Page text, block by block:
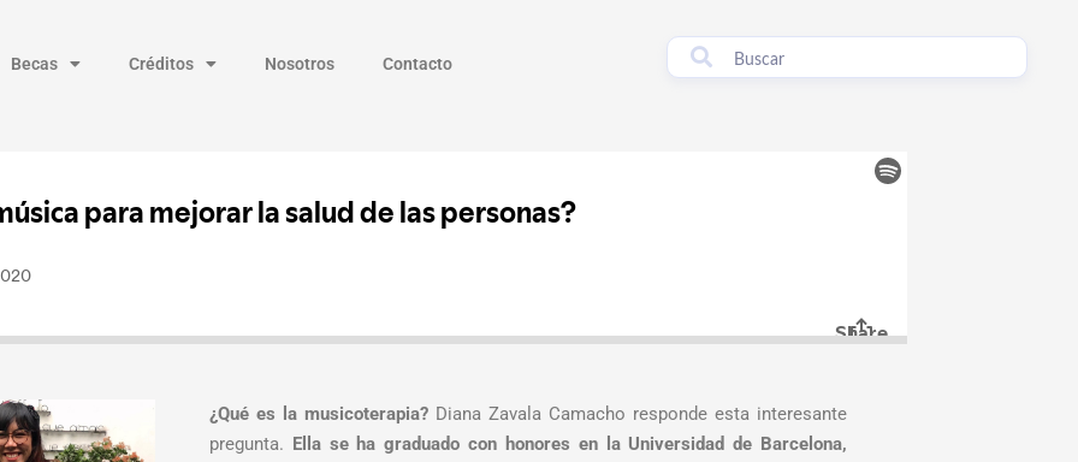
Becas Créditos Nosotros Contacto
¿Qué es la musicoterapia? Diana Zavala Camacho responde esta interesante
pregunta. Ella se ha graduado con honores en la Universidad de Barcelona,